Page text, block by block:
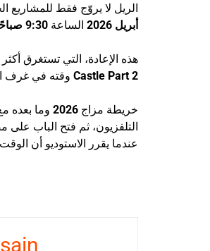
الريل لا يروّج فقط للمشاريع
أبريل 2026
الساعة 9:30 صباحًا
هذه الإعادة، التي تستغرق
Castle Part 2 وقته في غرف
خريطة مزاج 2026 وما بعده
التلفزيون، ثم فتح الباب
عندما يقرر الاستوديو أن